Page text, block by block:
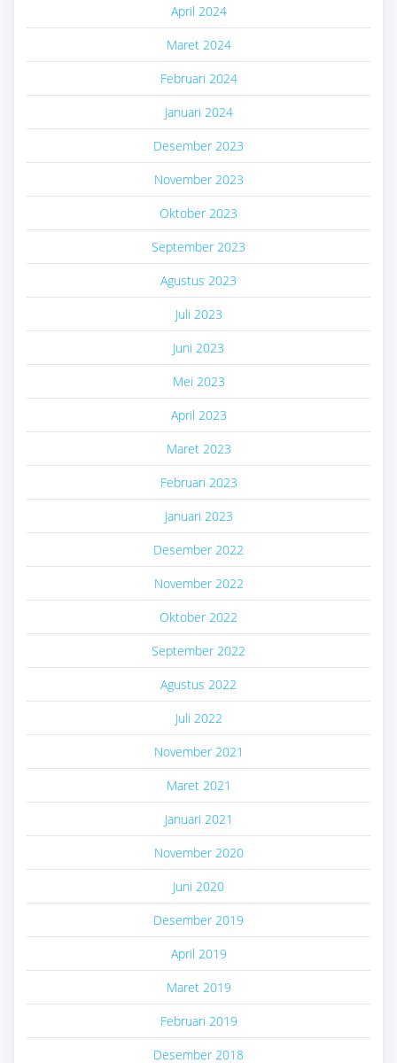
April 2024
Maret 2024
Februari 2024
Januari 2024
Desember 2023
November 2023
Oktober 2023
September 2023
Agustus 2023
Juli 2023
Juni 2023
Mei 2023
April 2023
Maret 2023
Februari 2023
Januari 2023
Desember 2022
November 2022
Oktober 2022
September 2022
Agustus 2022
Juli 2022
November 2021
Maret 2021
Januari 2021
November 2020
Juni 2020
Desember 2019
April 2019
Maret 2019
Februari 2019
Desember 2018